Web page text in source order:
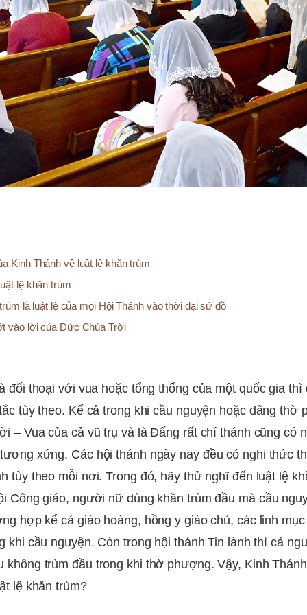
Kinh Thánh về luật lệ khăn trùm
lệ khăn trùm
là luật lệ của mọi Hội Thánh vào thời đại sứ đồ
vào lời của Đức Chúa Trời
đối thoại với vua hoặc tổng thống của một quốc gia
tùy theo. Kể cả trong khi cầu nguyện hoặc dâng thờ
– Vua của cả vũ trụ và là Đấng rất chí thánh cũng có
xứng. Các hội thánh ngày nay đều có nghi thức
tùy theo mỗi nơi. Trong đó, hãy thử nghĩ đến luật lệ
Công giáo, người nữ dùng khăn trùm đầu mà cầu
hợp kể cả giáo hoàng, hồng y giáo chủ, các linh
khi cầu nguyện. Còn trong hội thánh Tin lành thì cả
không trùm đầu trong khi thờ phượng. Vậy, Kinh
lệ khăn trùm?